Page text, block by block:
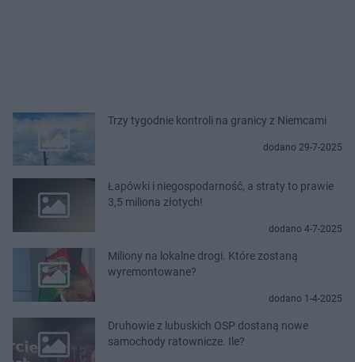
Trzy tygodnie kontroli na granicy z Niemcami
dodano 29-7-2025
Łapówki i niegospodarność, a straty to prawie
3,5 miliona złotych!
dodano 4-7-2025
Miliony na lokalne drogi. Które zostaną
wyremontowane?
dodano 1-4-2025
Druhowie z lubuskich OSP dostaną nowe
samochody ratownicze. Ile?